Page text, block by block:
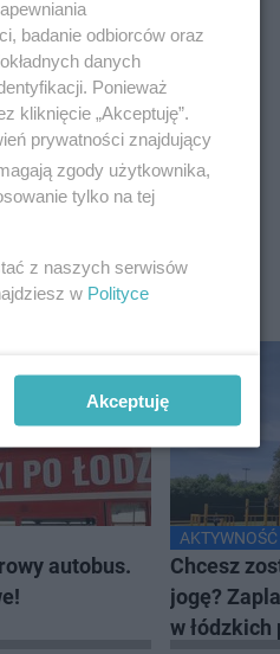
autobus.
Chcesz
jogę?
w łódzkich
badanie odbiorców oraz
danych
Ponieważ
kliknięcie „Akceptuję”.
prywatności znajdujący
zgody użytkownika,
tylko na tej
z naszych serwisów
w Polityce
Akceptuję